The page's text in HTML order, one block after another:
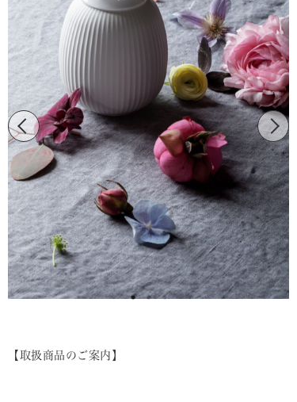
【取扱商品のご案内】